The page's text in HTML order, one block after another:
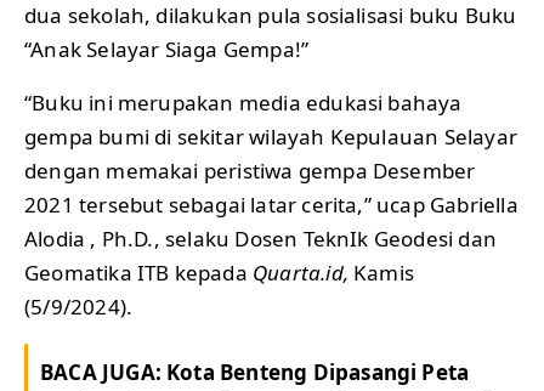
dua sekolah, dilakukan pula sosialisasi buku Buku
“Anak Selayar Siaga Gempa!”
“Buku ini merupakan media edukasi bahaya
gempa bumi di sekitar wilayah Kepulauan Selayar
dengan memakai peristiwa gempa Desember
2021 tersebut sebagai latar cerita,” ucap Gabriella
Alodia , Ph.D., selaku Dosen TeknIk Geodesi dan
Geomatika ITB kepada Quarta.id, Kamis
(5/9/2024).
BACA JUGA: Kota Benteng Dipasangi Peta